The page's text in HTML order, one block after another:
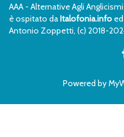
AAA - Alternative Agli Anglicismi
è ospitato daItalofonia.info
Antonio Zoppetti, (c) 2018-
Powered by